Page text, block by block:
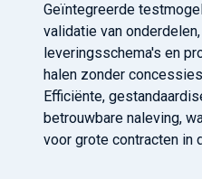
Geïntegreerde
validatie van
leveringsschema's en
halen zonder
Efficiënte,
betrouwbare naleving,
voor grote contracten in